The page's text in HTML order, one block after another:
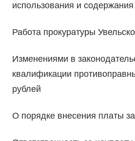
использования и
Работа прокуратуры
Изменениями в
квалификации
рублей
О порядке внесения платы